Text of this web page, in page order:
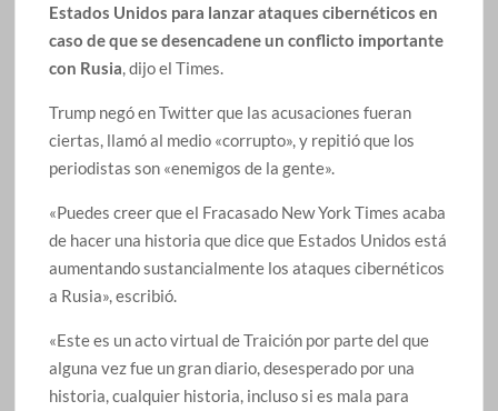
Estados Unidos para lanzar ataques cibernéticos en
caso de que se desencadene un conflicto importante
con Rusia, dijo el Times.
Trump negó en Twitter que las acusaciones fueran
ciertas, llamó al medio «corrupto», y repitió que los
periodistas son «enemigos de la gente».
«Puedes creer que el Fracasado New York Times acaba
de hacer una historia que dice que Estados Unidos está
aumentando sustancialmente los ataques cibernéticos
a Rusia», escribió.
«Este es un acto virtual de Traición por parte del que
alguna vez fue un gran diario, desesperado por una
historia, cualquier historia, incluso si es mala para